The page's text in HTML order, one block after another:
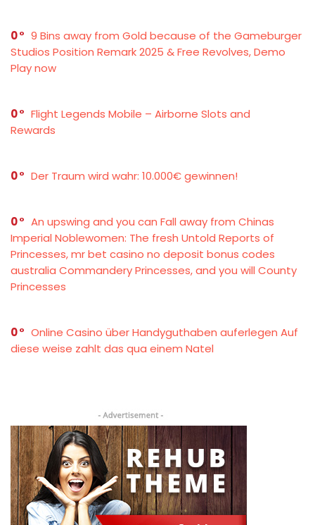
0
9 Bins away from Gold because of the Gameburger
Studios Position Remark 2025 & Free Revolves, Demo
Play now
0
Flight Legends Mobile – Airborne Slots and
Rewards
0 Der Traum wird wahr: 10.000€ gewinnen!
0
An upswing and you can Fall away from Chinas
Imperial Noblewomen: The fresh Untold Reports of
Princesses, mr bet casino no deposit bonus codes
australia Commandery Princesses, and you will County
Princesses
0
Online Casino über Handyguthaben auferlegen Auf
diese weise zahlt das qua einem Natel